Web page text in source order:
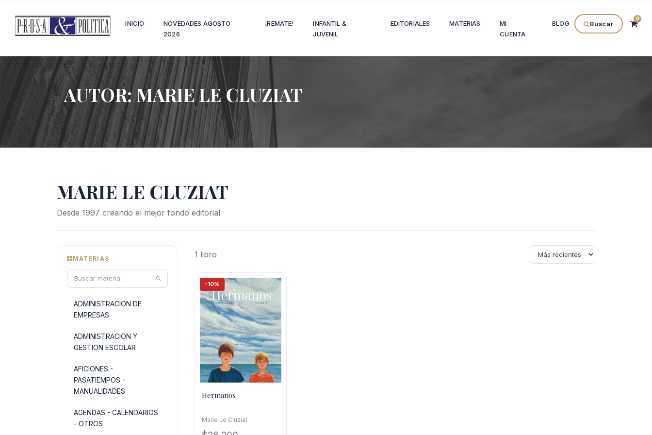
INICIO
NOVEDADES AGOSTO
2026
¡REMATE!
INFANTIL &
JUVENIL
EDITORIALES MATERIAS
MI
CUENTA
BLOG Buscar
0
AUTOR:MARIE LE CLUZIAT
MARIE LE CLUZIAT
Desde 1997 creando el mejor fondo editorial
MATERIAS
ADMINISTRACION DE
EMPRESAS
ADMINISTRACION Y
GESTION ESCOLAR
AFICIONES -
PASATIEMPOS -
MANUALIDADES
AGENDAS - CALENDARIOS
- OTROS
1 libro
-10%
Hermanos
Marie Le Cluziat